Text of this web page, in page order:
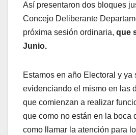
Así presentaron dos bloques
Concejo Deliberante
próxima sesión ordinaria, que
Junio.
Estamos en año Electoral y ya
evidenciando el mismo en las
que comienzan a realizar
que como no están en la boca
como llamar la atención para